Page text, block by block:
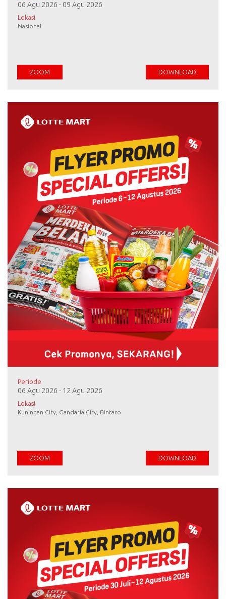
06 Agu 2026 - 09 Agu 2026
Lokasi
Nasional
ZOOM DOWNLOAD
Periode
06 Agu 2026 - 12 Agu 2026
Lokasi
Kuningan City, Gandaria City, Bintaro
ZOOM DOWNLOAD